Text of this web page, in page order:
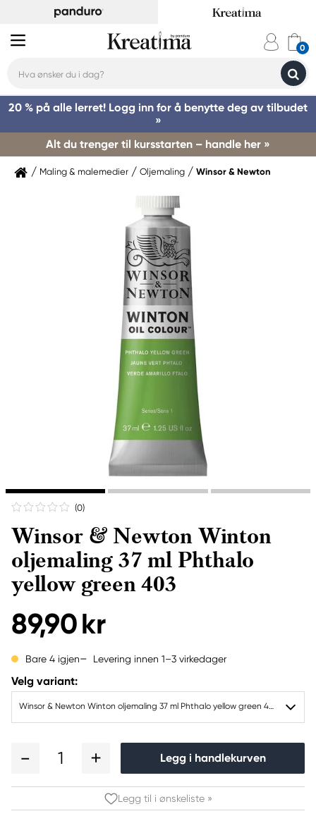
20 % på alle lerret! Logg inn for å benytte deg av tilbudet
»
Alt du trenger til kursstarten – handle her »
Maling & malemedier Oljemaling Winsor & Newton
(0)
Winsor & Newton Winton
oljemaling 37 ml Phthalo
yellow green 403
89,90 kr
Bare 4 igjen Levering innen 1–3 virkedager
Velg variant:
Winsor & Newton Winton oljemaling 37 ml Phthalo yellow green 403
1 Legg i handlekurven
Legg til i ønskeliste »